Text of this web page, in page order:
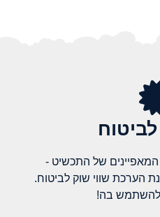
של התכשיט -
הערכת שווי שוק לביטוח.
להשתמש בה!